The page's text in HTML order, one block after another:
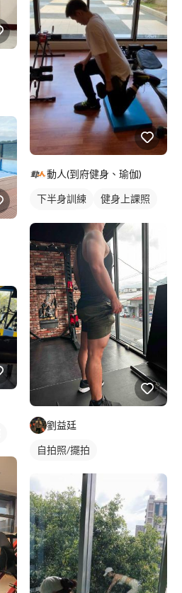
動人(到府健身、瑜伽)
下半身訓練
健身上課照
劉益廷
自拍照/擺拍